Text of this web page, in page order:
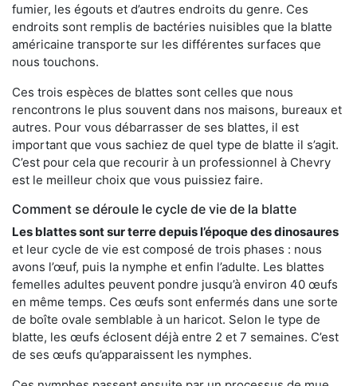
fumier, les égouts et d’autres endroits du genre. Ces
endroits sont remplis de bactéries nuisibles que la blatte
américaine transporte sur les différentes surfaces que
nous touchons.
Ces trois espèces de blattes sont celles que nous
rencontrons le plus souvent dans nos maisons, bureaux et
autres. Pour vous débarrasser de ses blattes, il est
important que vous sachiez de quel type de blatte il s’agit.
C’est pour cela que recourir à un professionnel à Chevry
est le meilleur choix que vous puissiez faire.
Comment se déroule le cycle de vie de la blatte
Les blattes sont sur terre depuis l’époque des dinosaures
et leur cycle de vie est composé de trois phases : nous
avons l’œuf, puis la nymphe et enfin l’adulte. Les blattes
femelles adultes peuvent pondre jusqu’à environ 40 œufs
en même temps. Ces œufs sont enfermés dans une sorte
de boîte ovale semblable à un haricot. Selon le type de
blatte, les œufs éclosent déjà entre 2 et 7 semaines. C’est
de ses œufs qu’apparaissent les nymphes.